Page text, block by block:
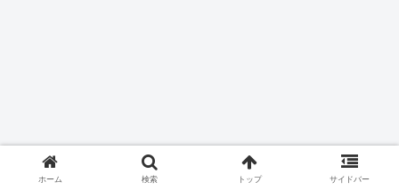
ホーム 検索 トップ サイドバー